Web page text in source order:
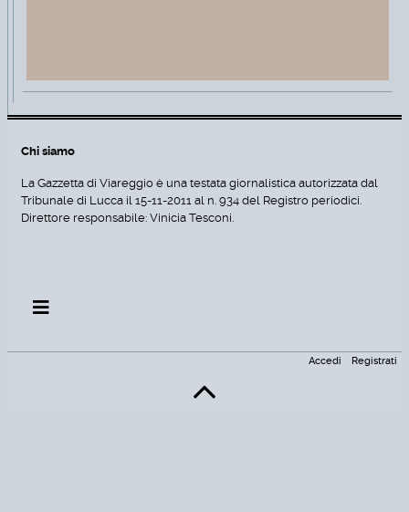
Chi siamo
La Gazzetta di Viareggio è una testata giornalistica autorizzata dal
Tribunale di Lucca il 15-11-2011 al n. 934 del Registro periodici.
Direttore responsabile: Vinicia Tesconi.
Accedi Registrati